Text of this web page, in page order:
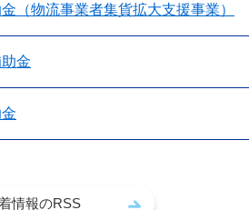
（物流事業者集貨拡大支援事業）
金
情報のRSS